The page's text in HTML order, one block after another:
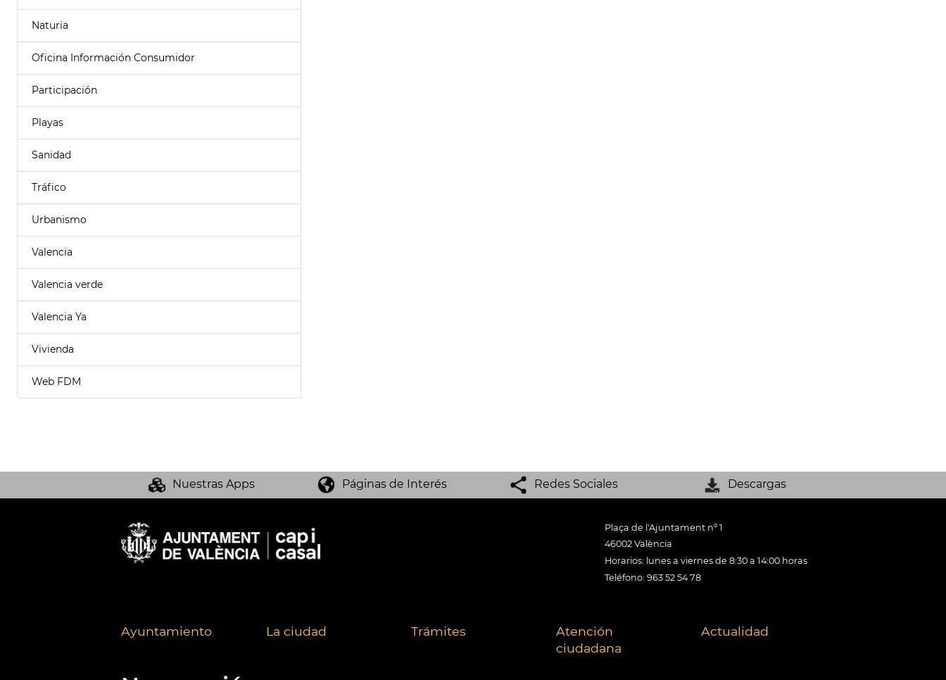
Naturia
Oficina Información Consumidor
Participación
Playas
Sanidad
Tráfico
Urbanismo
Valencia
Valencia verde
Valencia Ya
Vivienda
Web FDM
Nuestras Apps Páginas de Interés Redes Sociales Descargas
Plaça de l'Ajuntament nº 1
46002 València
Horarios: lunes a viernes de 8:30 a 14:00 horas
Teléfono: 963 52 54 78
Ayuntamiento La ciudad Trámites
Atención
ciudadana
Actualidad